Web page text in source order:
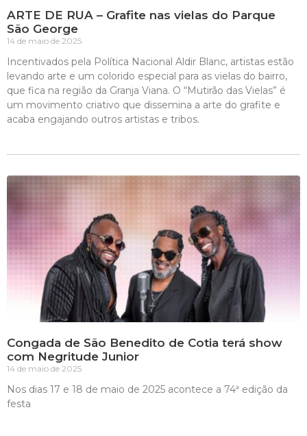
ARTE DE RUA – Grafite nas vielas do Parque
São George
14 de maio de 2025
Incentivados pela Política Nacional Aldir Blanc, artistas estão
levando arte e um colorido especial para as vielas do bairro,
que fica na região da Granja Viana. O “Mutirão das Vielas” é
um movimento criativo que dissemina a arte do grafite e
acaba engajando outros artistas e tribos.
Congada de São Benedito de Cotia terá show
com Negritude Junior
14 de maio de 2025
Nos dias 17 e 18 de maio de 2025 acontece a 74ª edição da
festa